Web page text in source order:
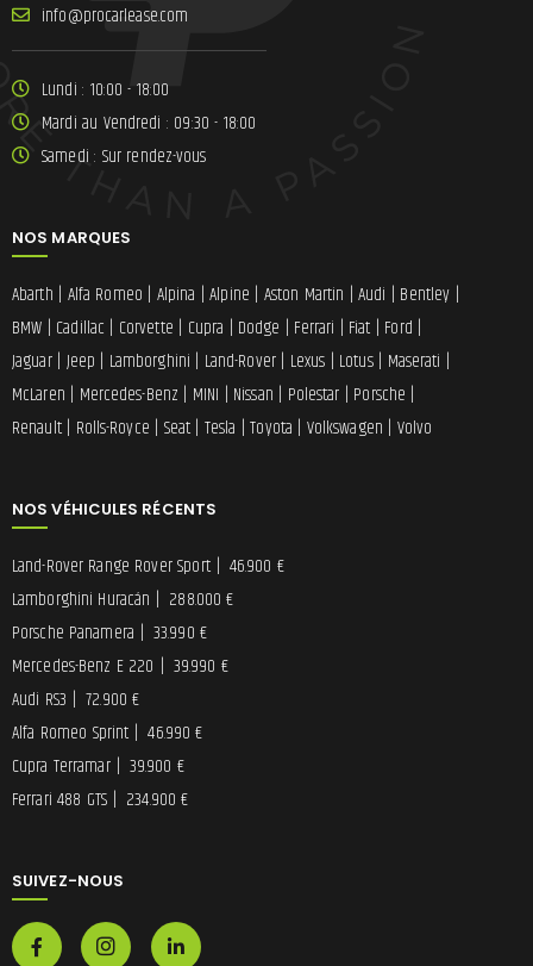
moc.esae
lracorp@of
ni
Lundi : 10:00 - 18:00
Mardi au Vendredi : 09:30 - 18:00
Samedi : Sur rendez-vous
NOS MARQUES
Abarth | Alfa Romeo | Alpina |Alpine | Aston Martin |Audi | Bentley |
BMW | Cadillac | Corvette | Cupra | Dodge | Ferrari | Fiat | Ford |
Jaguar| Jeep | Lamborghini | Land-Rover| Lexus | Lotus| Maserati |
McLaren | Mercedes-Benz | MINI | Nissan | Polestar | Porsche |
Renault| Rolls-Royce | Seat | Tesla |Toyota | Volkswagen | Volvo
NOS VÉHICULES RÉCENTS
Land-Rover Range Rover Sport | 46.900 €
Lamborghini Huracán | 288.000 €
Porsche Panamera | 33.990 €
Mercedes-Benz E 220 | 39.990 €
Audi RS3 | 72.900 €
Alfa Romeo Sprint | 46.990 €
Cupra Terramar | 39.900 €
Ferrari 488 GTS | 234.900 €
SUIVEZ-NOUS